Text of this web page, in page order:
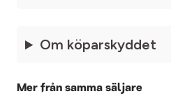
Om köparskyddet
Mer från samma säljare